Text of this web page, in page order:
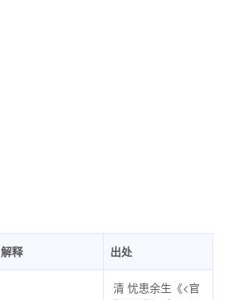
解释 出处
清 忧患余生《<官